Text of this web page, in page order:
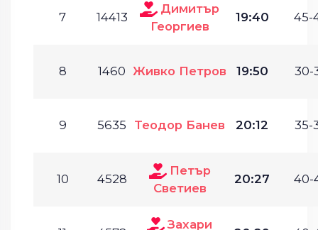
7 14413
Димитър
Георгиев
19:40 45-
8 1460 Живко Петров 19:50 30-
9 5635 Теодор Банев 20:12 35-
10 4528
Петър
Светиев
20:27 40-
Захари